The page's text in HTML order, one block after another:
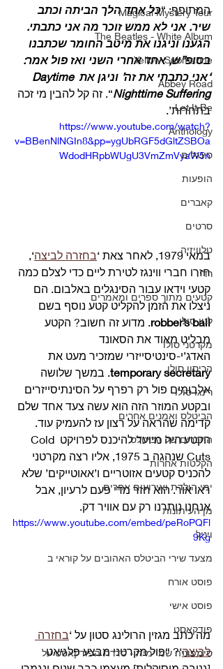
Magical Mystery Tour
The Beatles - White Album
Yellow Submarine
Abbey Road
Let It Be
Anthology
סינגלים
הופעות
קאברים
סרטים
טלוויזיה
רדיו
קטעים מתוך ספרים ומאמרים
לנון סולו
מקרטני סולו
הריסון סולו
רינגו סולו
הביטלס ואמנים אחרים
החברים של הביטלס
הקלטות אחרות
ימי הולדת ואירועים אחרים
מן העיתונות
ויניל
מצעד שירי הביטלס האהובים על קוראי ב
פוסט אורח
פוסט אישי
פודקאסט
סימפוניה שמיימית - סדרת הפודקאסט על
המתופף: “כל אחד הלך הביתה וכתב
שיר. אני לא ממש זוכר מה אני כתבתי.
הגענו וניגנו את מיטב החומר שכתבנו
בסופ”ש, אחד אחרי השני ואז פול אמר:
‘אני כתבתי את זה’ וניגן את Daytime
Nighttime Suffering“. זה קל להבין מי זכה
בתחרות’.
https://www.youtube.com/watch?
v=BBenNlNGIn8&pp=ygUbRGF5dGltZSBOa
WdodHRpbWUgU3VmZmVyaW5n
במאי 1979, לאחר צאת ‘ בחזרה לביצה‘,
חזרו חברי ווינגז לטירת ליים כדי לצלם כמה
קטעי וידאו עבור הסינגלים באלבום. הם
ניצלו את הזמן להקליט קטע נוסף בשם
robber’s ball . מדוע זה חשוב? הקטע
מבליט מאוד את הסאונד
האדג’י-סינטיסייזרי שמזכיר מעט את
temporary secretary . במשך שלושה
אלבומים פול רק רפרף על הסינתיסייזרים
ובקטע המוזר הזה הוא עשה צעד אחד שלם
קדימה שהראה על רצון עז להעמיק עוד.
הקטע היה מיועד להיכנס לפרויקט Cold
Cuts שנהגה ב 1975, אליו רצה מקרטני
להכניס קטעים אזוטריים ו’אאוטייקים’ שלא
ראו אור. הוא חזר מדי פעם לרעיון, אבל
אנחנו נותרנו רק עם אוויר דק.
https://www.youtube.com/embed/peRoPQFl
9Kg
מה כתב מגזין הרולינג סטון על ‘בחזרה
לביצה‘? “פול מקרטני מבצע פלגיאט